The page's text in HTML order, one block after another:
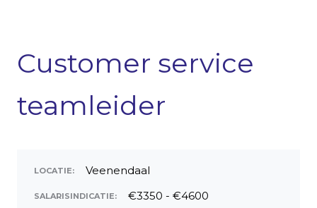
Customer service
teamleider
LOCATIE: Veenendaal
SALARISINDICATIE: €3350 - €4600